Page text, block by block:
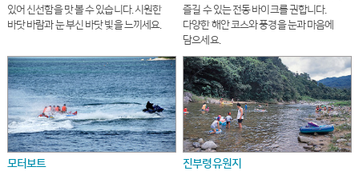
있어 신선함을 맛 볼 수 있습니다. 시원한
바닷 바람과 눈 부신 바닷 빛을 느끼세요.
즐길 수 있는 전동 바이크를 권합니다.
다양한 해안 코스와 풍경을 눈과 마음에
담으세요.
모터보트 진부령유원지